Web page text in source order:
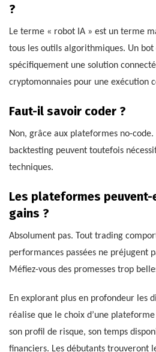
?
Le terme « robot IA » est un terme
tous les outils algorithmiques. Un bot
spécifiquement une solution
cryptomonnaies pour une exécution
Faut-il savoir coder ?
Non, grâce aux plateformes no-code.
backtesting peuvent toutefois
techniques.
Les plateformes
gains ?
Absolument pas. Tout trading
performances passées ne préjugent
Méfiez-vous des promesses trop
En explorant plus en profondeur les
réalise que le choix d’une
son profil de risque, son temps
financiers. Les débutants trouveront